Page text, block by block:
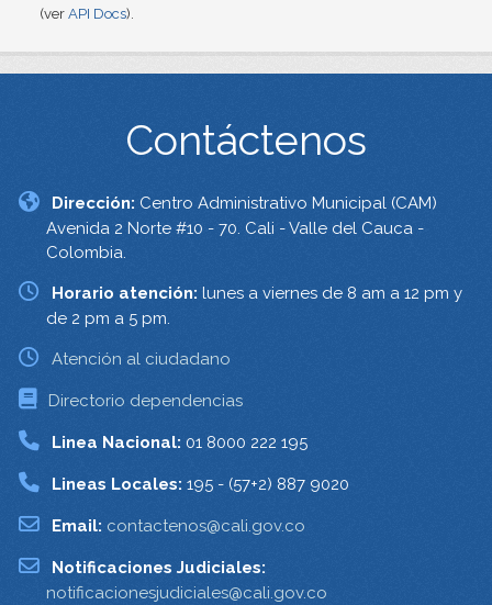
(ver API Docs).
Contáctenos
Dirección: Centro Administrativo Municipal (CAM)
Avenida 2 Norte #10 - 70. Cali - Valle del Cauca -
Colombia.
Horario atención: lunes a viernes de 8 am a 12 pm y
de 2 pm a 5 pm.
Atención al ciudadano
Directorio dependencias
Linea Nacional: 01 8000 222 195
Lineas Locales: 195 - (57+2) 887 9020
Email: contactenos@cali.gov.co
Notificaciones Judiciales:
notificacionesjudiciales@cali.gov.co